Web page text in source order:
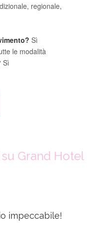
regionale,
Sì
le modalità
Sì
Grand Hotel
impeccabile!